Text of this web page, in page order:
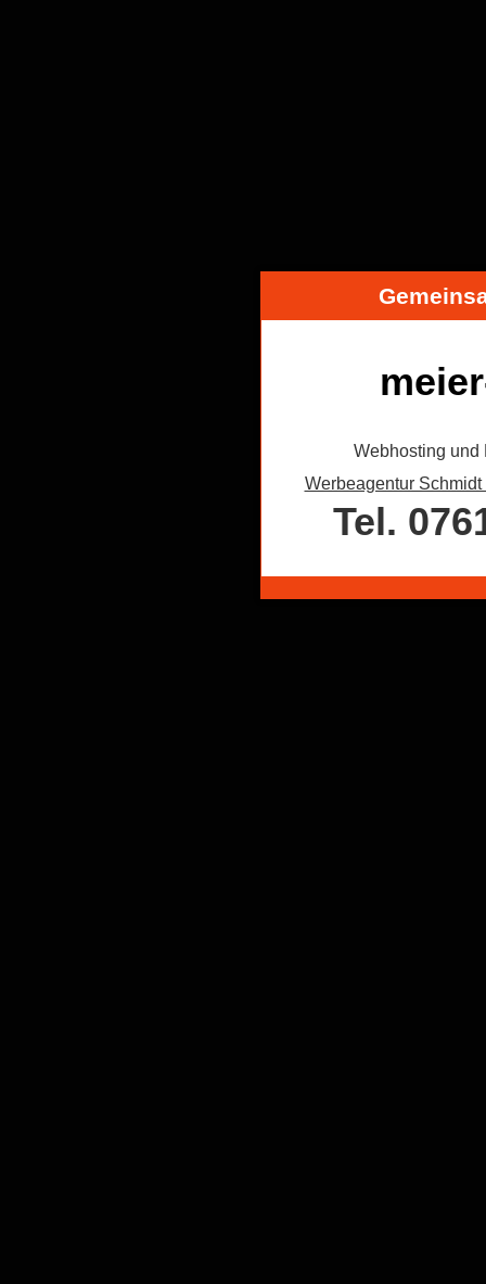
Webhosting und
Werbeagentur
Tel.